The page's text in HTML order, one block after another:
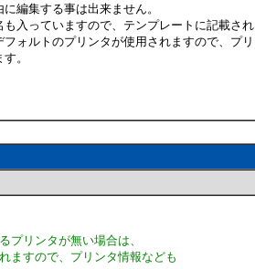
編集する事は出来ません。
入っていますので、テンプレートに記載され
ォルトのプリンタが使用されますので、プリ
。
リンタが無い場合は、
ますので、プリンタ情報なども